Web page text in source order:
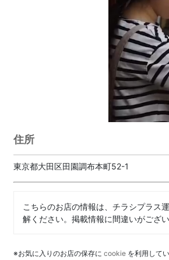
住所
東京都大田区田園調布本町52-1
こちらのお店の情報は、チラシプラス
解ください。掲載情報に間違いがござ
※お気に入りのお店の保存に cookie を利用してい